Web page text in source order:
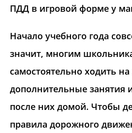
ПДД в игровой форме у
Начало учебного года
значит, многим
самостоятельно ходить
дополнительные занятия
после них домой. Чтобы
правила дорожного